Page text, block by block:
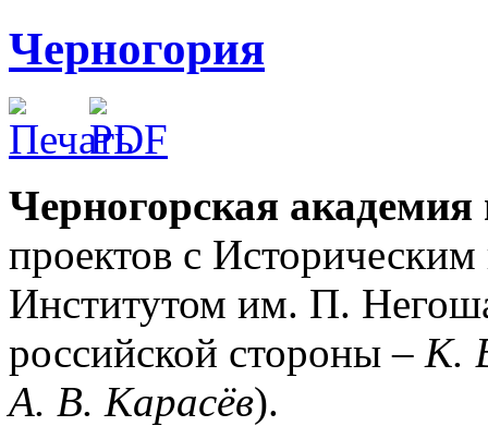
Черногория
Черногорская академия
проектов с
Институтом им. П.
российской стороны – К.
А. В. Карасёв).